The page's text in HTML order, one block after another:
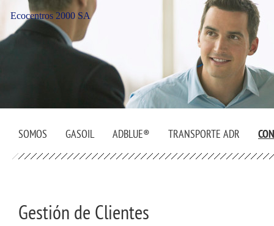
Ecocentros 2000 SA
SOMOS GASOIL ADBLUE® TRANSPORTE ADR
Gestión de Clientes